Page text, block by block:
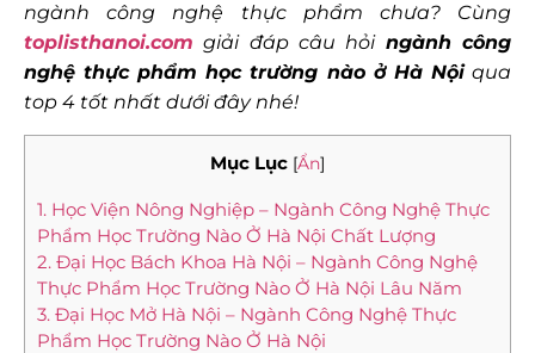
ngành công nghệ thực phẩm chưa? Cùng
toplisthanoi.com giải đáp câu hỏi ngành công
nghệ thực phẩm học trường nào ở Hà Nộiqua
top 4 tốt nhất dưới đây nhé!
Mục Lục [Ẩn]
1. Học Viện Nông Nghiệp – Ngành Công Nghệ Thực
Phẩm Học Trường Nào Ở Hà Nội Chất Lượng
2. Đại Học Bách Khoa Hà Nội – Ngành Công Nghệ
Thực Phẩm Học Trường Nào Ở Hà Nội Lâu Năm
3. Đại Học Mở Hà Nội – Ngành Công Nghệ Thực
Phẩm Học Trường Nào Ở Hà Nội